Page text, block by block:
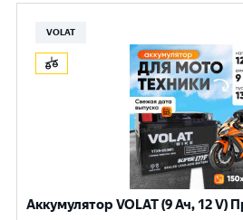
VOLAT
Аккумулятор VOLAT (9 Ач, 12 V)